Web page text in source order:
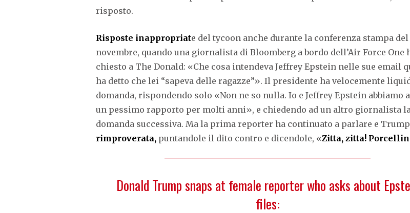
risposto.
Risposte inappropriate del tycoon anche durante la conferenza stampa del
novembre, quando una giornalista di Bloomberg a bordo dell’Air Force One
chiesto a The Donald: «Che cosa intendeva Jeffrey Epstein nelle sue email
ha detto che lei “sapeva delle ragazze”». Il presidente ha velocemente
domanda, rispondendo solo «Non ne so nulla. Io e Jeffrey Epstein abbiamo
un pessimo rapporto per molti anni», e chiedendo ad un altro giornalista la
domanda successiva. Ma la prima reporter ha continuato a parlare e Trump
rimproverata, puntandole il dito contro e dicendole, «Zitta, zitta!
Donald Trump snaps at female reporter who asks about
files: